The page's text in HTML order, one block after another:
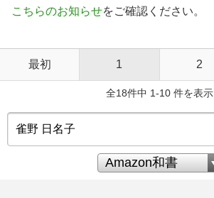
こちらのお知らせをご確認ください。
最初 1 2
全18件中 1-10 件を表示